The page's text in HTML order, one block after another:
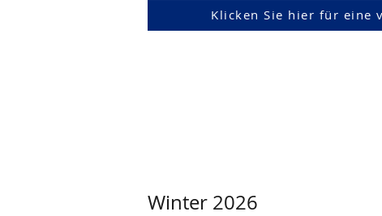
Klicken Sie hier für eine
Winter 2026